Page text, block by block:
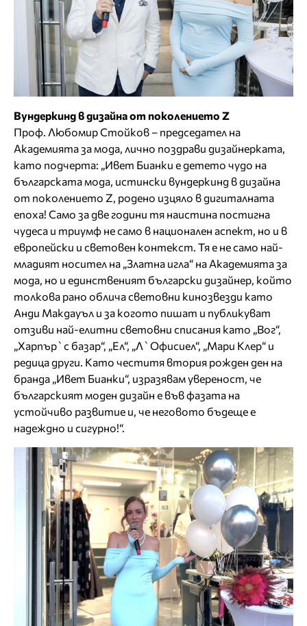
Вундеркинд в дизайна от поколението Z
Проф. Любомир Стойков – председател на
Академията за мода, лично поздрави дизайнерката,
като подчерта: „Ивет Бианки е детето чудо на
българската мода, истински вундеркинд в дизайна
от поколението Z, родено изцяло в дигиталната
епоха! Само за две години тя наистина постигна
чудеса и триумф не само в национален аспект, но и в
европейски и световен контекст. Тя е не само най-
младият носител на „Златна игла“ на Академията за
мода, но и единственият български дизайнер, който
толкова рано облича световни кинозвезди като
Анди Макдауъл и за когото пишат и публикуват
отзиви най-елитни световни списания като „Вог“,
„Харпър`с базар“, „Ел“, „Л`Офисиел“, „Мари Клер“ и
редица други. Като честитя втория рожден ден на
бранда „Ивет Бианки“, изразявам увереност, че
българският моден дизайн е във фазата на
устойчиво развитие и, че неговото бъдеще е
надеждно и сигурно!“.